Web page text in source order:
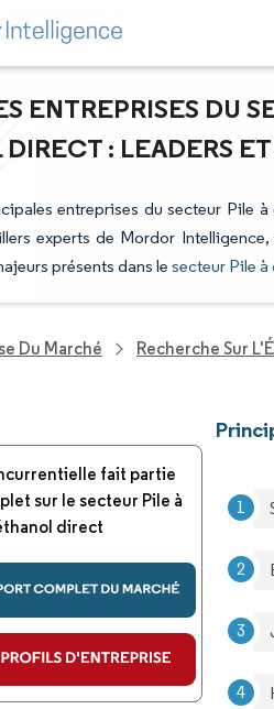
ENTREPRISES DU
: LEADERS
entreprises du secteur Pile
experts de Mordor
présents dans le secteur Pile
Du Marché Recherche Sur
fait partie
sur le secteur Pile à
direct